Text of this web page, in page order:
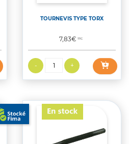
TOURNEVIS TYPE TORX
Prix
7,83€TTC